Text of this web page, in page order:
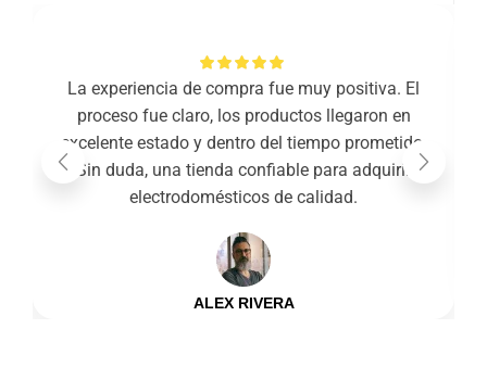
La experiencia de compra fue muy positiva. El
proceso fue claro, los productos llegaron en
excelente estado y dentro del tiempo prometido.
Sin duda, una tienda confiable para adquirir
electrodomésticos de calidad.
ALEX RIVERA